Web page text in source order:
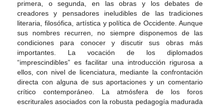
primera, o segunda, en las obras y los debates de
creadores y pensadores ineludibles de las tradiciones
literaria, filosófica, artística y política de Occidente. Aunque
sus nombres recurren, no siempre disponemos de las
condiciones para conocer y discutir sus obras más
importantes. La vocación de los diplomados
“imprescindibles” es facilitar una introducción rigurosa a
ellos, con nivel de licenciatura, mediante la confrontación
directa con alguna de sus aportaciones y un comentario
crítico contemporáneo. La atmósfera de los foros
escriturales asociados con la robusta pedagogía madurada